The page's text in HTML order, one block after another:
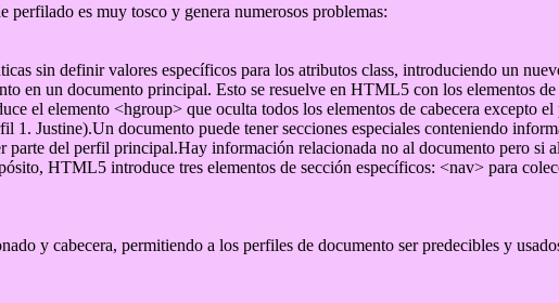
es muy tosco y genera numerosos problemas:
sin definir valores específicos para los atributos class, introduciendo un
en un documento principal. Esto se resuelve en HTML5 con los elementos
el elemento <hgroup> que oculta todos los elementos de cabecera excepto
Justine).Un documento puede tener secciones especiales conteniendo
del perfil principal.Hay información relacionada no al documento pero si
HTML5 introduce tres elementos de sección específicos: <nav> para
y cabecera, permitiendo a los perfiles de documento ser predecibles y